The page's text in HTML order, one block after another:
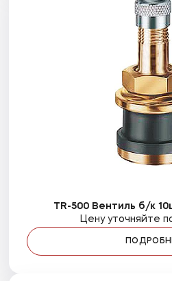
TR-500 Вентиль б/к
Цену уточняйте